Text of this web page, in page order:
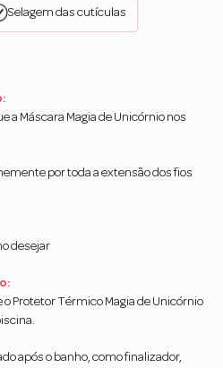
Selagem das cutículas
a Máscara Magia de Unicórnio nos
por toda a extensão dos fios
desejar
o Protetor Térmico Magia de Unicórnio
após o banho, como finalizador,